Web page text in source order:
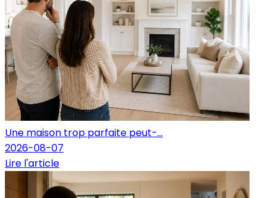
Une maison trop parfaite peut-...
2026-08-07
Lire l'article